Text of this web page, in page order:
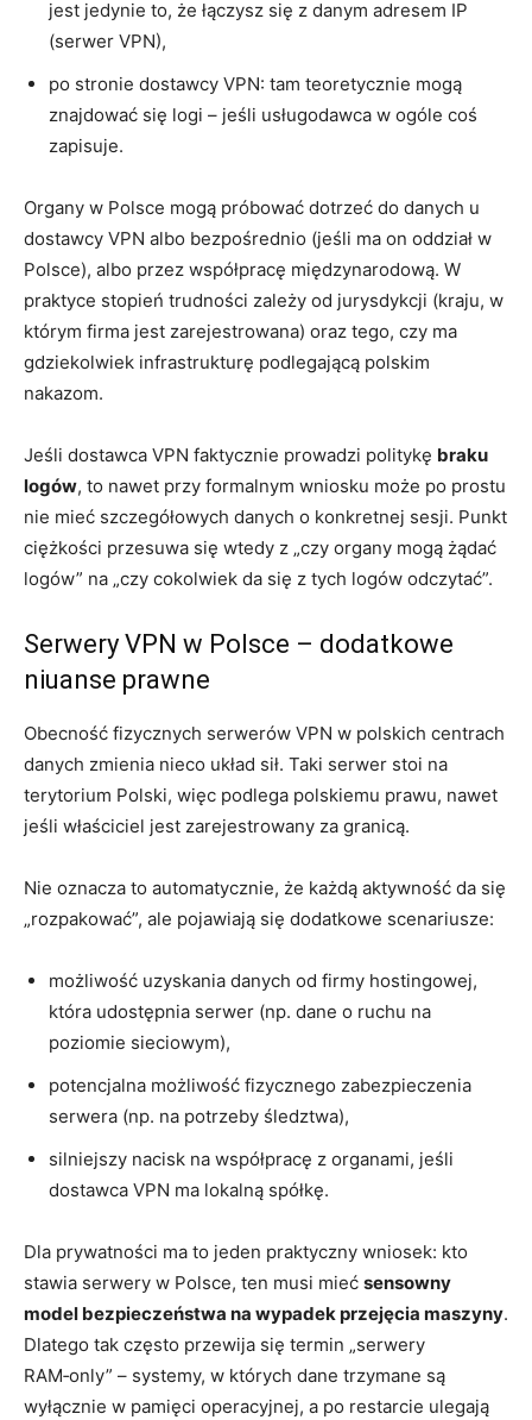
jest jedynie to, że łączysz się z danym adresem IP
(serwer VPN),
po stronie dostawcy VPN: tam teoretycznie mogą
znajdować się logi – jeśli usługodawca w ogóle coś
zapisuje.
Organy w Polsce mogą próbować dotrzeć do danych u
dostawcy VPN albo bezpośrednio (jeśli ma on oddział w
Polsce), albo przez współpracę międzynarodową. W
praktyce stopień trudności zależy od jurysdykcji (kraju, w
którym firma jest zarejestrowana) oraz tego, czy ma
gdziekolwiek infrastrukturę podlegającą polskim
nakazom.
Jeśli dostawca VPN faktycznie prowadzi politykę braku
logów, to nawet przy formalnym wniosku może po prostu
nie mieć szczegółowych danych o konkretnej sesji. Punkt
ciężkości przesuwa się wtedy z „czy organy mogą żądać
logów” na „czy cokolwiek da się z tych logów odczytać”.
Serwery VPN w Polsce – dodatkowe
niuanse prawne
Obecność fizycznych serwerów VPN w polskich centrach
danych zmienia nieco układ sił. Taki serwer stoi na
terytorium Polski, więc podlega polskiemu prawu, nawet
jeśli właściciel jest zarejestrowany za granicą.
Nie oznacza to automatycznie, że każdą aktywność da się
„rozpakować”, ale pojawiają się dodatkowe scenariusze:
możliwość uzyskania danych od firmy hostingowej,
która udostępnia serwer (np. dane o ruchu na
poziomie sieciowym),
potencjalna możliwość fizycznego zabezpieczenia
serwera (np. na potrzeby śledztwa),
silniejszy nacisk na współpracę z organami, jeśli
dostawca VPN ma lokalną spółkę.
Dla prywatności ma to jeden praktyczny wniosek: kto
stawia serwery w Polsce, ten musi mieć sensowny
model bezpieczeństwa na wypadek przejęcia maszyny.
Dlatego tak często przewija się termin „serwery
RAM‑only” – systemy, w których dane trzymane są
wyłącznie w pamięci operacyjnej, a po restarcie ulegają